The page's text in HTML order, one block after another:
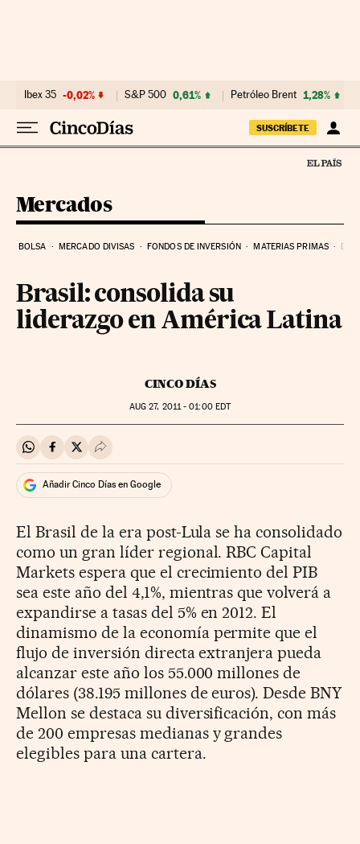
Ibex 35 -0,02% S&P 500 0,61% Petróleo Brent 1,28%
SUSCRÍBETE
Mercados
BOLSA MERCADO DIVISAS FONDOS DE INVERSIÓN MATERIAS PRIMAS
Brasil: consolida su
liderazgo en América Latina
CINCO DÍAS
AUG 27, 2011 - 01:00EDT
Compartir en Whatsapp
Compartir en Facebook
Compartir en Twitter
Desplegar Redes Sociales
Añadir Cinco Días en Google
El Brasil de la era post-Lula se ha consolidado
como un gran líder regional. RBC Capital
Markets espera que el crecimiento del PIB
sea este año del 4,1%, mientras que volverá a
expandirse a tasas del 5% en 2012. El
dinamismo de la economía permite que el
flujo de inversión directa extranjera pueda
alcanzar este año los 55.000 millones de
dólares (38.195 millones de euros). Desde BNY
Mellon se destaca su diversificación, con más
de 200 empresas medianas y grandes
elegibles para una cartera.